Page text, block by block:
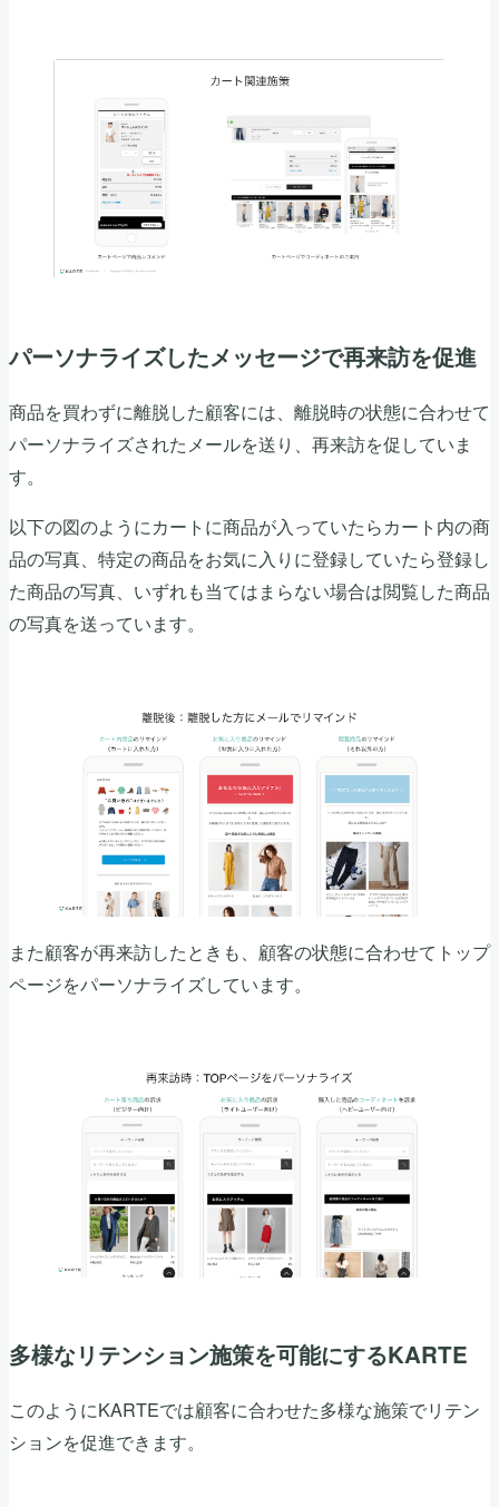
パーソナライズしたメッセージで再来訪を促進
商品を買わずに離脱した顧客には、離脱時の状態に合わせて
パーソナライズされたメールを送り、再来訪を促していま
す。
以下の図のようにカートに商品が入っていたらカート内の商
品の写真、特定の商品をお気に入りに登録していたら登録し
た商品の写真、いずれも当てはまらない場合は閲覧した商品
の写真を送っています。
また顧客が再来訪したときも、顧客の状態に合わせてトップ
ページをパーソナライズしています。
多様なリテンション施策を可能にするKARTE
このようにKARTEでは顧客に合わせた多様な施策でリテン
ションを促進できます。